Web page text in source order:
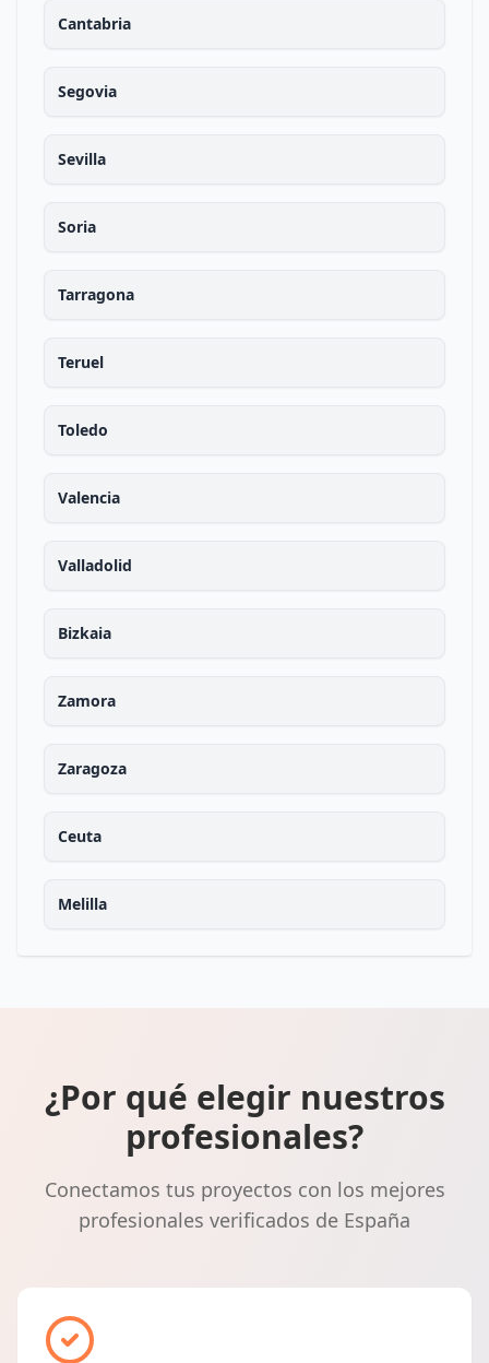
Cantabria
Segovia
Sevilla
Soria
Tarragona
Teruel
Toledo
Valencia
Valladolid
Bizkaia
Zamora
Zaragoza
Ceuta
Melilla
¿Por qué elegir nuestros
profesionales?
Conectamos tus proyectos con los mejores
profesionales verificados de España